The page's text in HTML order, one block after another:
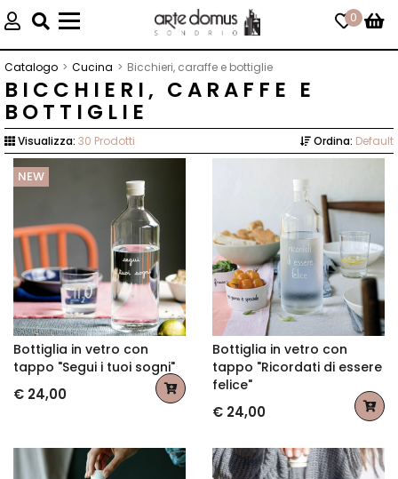
Toggle
navigation
0
Catalogo Cucina Bicchieri, caraffe e bottiglie
BICCHIERI, CARAFFE E
BOTTIGLIE
Ordina: Default
Visualizza: 30 Prodotti
NEW
Bottiglia in vetro con
tappo "Segui i tuoi sogni"
€ 24,00
Bottiglia in vetro con
tappo "Ricordati di essere
felice"
€ 24,00